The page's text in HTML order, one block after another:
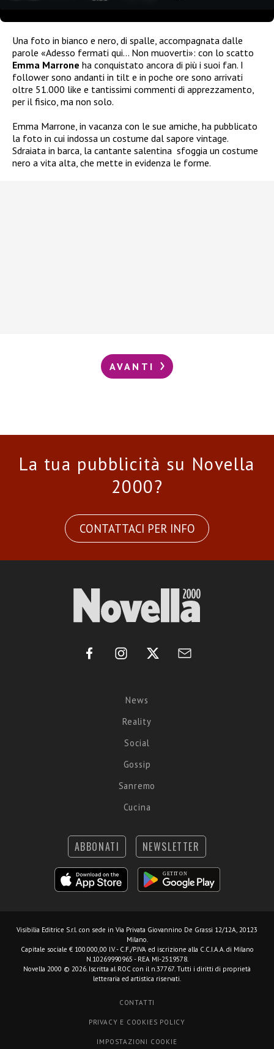
Una foto in bianco e nero, di spalle, accompagnata dalle
parole «Adesso fermati qui… Non muoverti»: con lo scatto
Emma Marrone ha conquistato ancora di più i suoi fan. I
follower sono andanti in tilt e in poche ore sono arrivati
oltre 51.000 like e tantissimi commenti di apprezzamento,
per il fisico, ma non solo.
Emma Marrone, in vacanza con le sue amiche, ha pubblicato
la foto in cui indossa un costume dal sapore vintage.
Sdraiata in barca, la cantante salentina sfoggia un costume
nero a vita alta, che mette in evidenza le forme.
AVANTI
La tua pubblicità su Novella
2000?
CONTATTACI PER INFO
News
Reality
Social
Gossip
Sanremo
Cucina
ABBONATI NEWSLETTER
Visibilia Editrice S.r.l. con sede in Via Privata Giovannino De Grassi 12/12A, 20123
Milano.
Capitale sociale € 100.000,00 I.V. - C.F./P.IVA ed iscrizione alla C.C.I.A.A. di Milano
N.10269990965 - REA MI-2519578.
Novella 2000 © 2026. Iscritta al ROC con il n.37767. Tutti i diritti di proprietà
letteraria ed artistica riservati.
CONTATTI
PRIVACY E COOKIES POLICY
IMPOSTAZIONI COOKIE